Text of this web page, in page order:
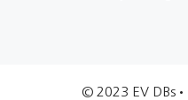
© 2023 EV